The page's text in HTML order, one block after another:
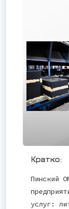
Кратко:
Пинский
услуг: